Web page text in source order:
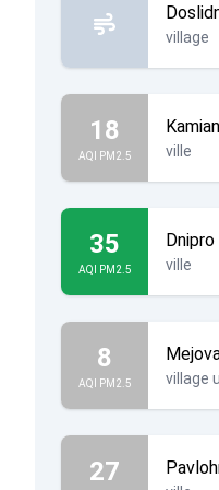
village
18
AQI PM2.5 ville
35
AQI PM2.5
Dnipro
ville
8
AQI PM2.5 village
27